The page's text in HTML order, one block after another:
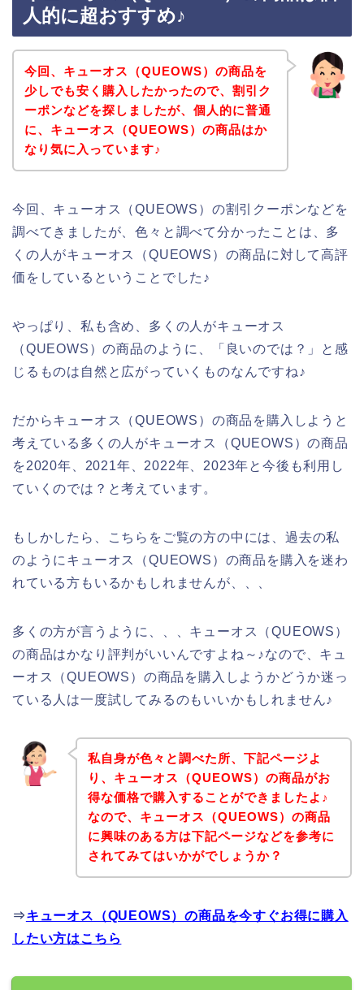
人的に超おすすめ♪
今回、キューオス（QUEOWS）の商品を
少しでも安く購入したかったので、割引ク
ーポンなどを探しましたが、個人的に普通
に、キューオス（QUEOWS）の商品はか
なり気に入っています♪
今回、キューオス（QUEOWS）の割引クーポンなどを
調べてきましたが、色々と調べて分かったことは、多
くの人がキューオス（QUEOWS）の商品に対して高評
価をしているということでした♪
やっぱり、私も含め、多くの人がキューオス
（QUEOWS）の商品のように、「良いのでは？」と感
じるものは自然と広がっていくものなんですね♪
だからキューオス（QUEOWS）の商品を購入しようと
考えている多くの人がキューオス（QUEOWS）の商品
を2020年、2021年、2022年、2023年と今後も利用し
ていくのでは？と考えています。
もしかしたら、こちらをご覧の方の中には、過去の私
のようにキューオス（QUEOWS）の商品を購入を迷わ
れている方もいるかもしれませんが、、、
多くの方が言うように、、、キューオス（QUEOWS）
の商品はかなり評判がいいんですよね～♪なので、キュ
ーオス（QUEOWS）の商品を購入しようかどうか迷っ
ている人は一度試してみるのもいいかもしれません♪
私自身が色々と調べた所、下記ページよ
り、キューオス（QUEOWS）の商品がお
得な価格で購入することができましたよ♪
なので、キューオス（QUEOWS）の商品
に興味のある方は下記ページなどを参考に
されてみてはいかがでしょうか？
⇒キューオス（QUEOWS）の商品を今すぐお得に購入
したい方はこちら